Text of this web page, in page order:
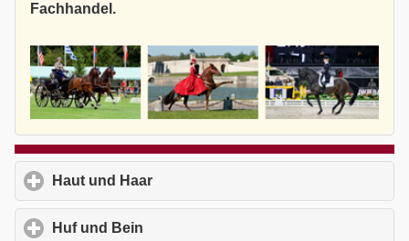
Fachhandel.
Haut und Haar
Huf und Bein